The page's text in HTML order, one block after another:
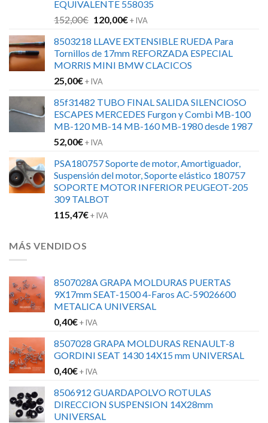
EQUIVALENTE 558035
152,00€ El
original
era:
152,00€.
120,00€El
actual
es:
120,00€.
+ IVA
8503218 LLAVE EXTENSIBLE RUEDA Para
Tornillos de 17mm REFORZADA ESPECIAL
MORRIS MINI BMW CLACICOS
25,00€+ IVA
85f31482 TUBO FINAL SALIDA SILENCIOSO
ESCAPES MERCEDES Furgon y Combi MB-100
MB-120 MB-14 MB-160 MB-1980 desde 1987
52,00€+ IVA
PSA180757 Soporte de motor, Amortiguador,
Suspensión del motor, Soporte elástico 180757
SOPORTE MOTOR INFERIOR PEUGEOT-205
309 TALBOT
115,47€+ IVA
MÁS VENDIDOS
8507028A GRAPA MOLDURAS PUERTAS
9X17mm SEAT-1500 4-Faros AC-59026600
METALICA UNIVERSAL
0,40€+ IVA
8507028 GRAPA MOLDURAS RENAULT-8
GORDINI SEAT 1430 14X15 mm UNIVERSAL
0,40€+ IVA
8506912 GUARDAPOLVO ROTULAS
DIRECCION SUSPENSION 14X28mm
UNIVERSAL